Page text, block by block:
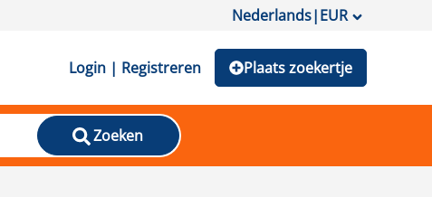
Nederlands|EUR
Login | Registreren Plaats zoekertje
Zoeken